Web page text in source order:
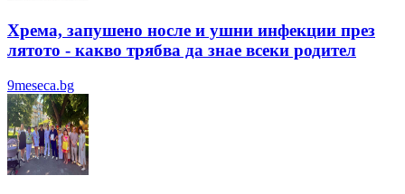
Хрема, запушено носле и ушни инфекции през
лятотo - какво трябва да знае всеки родител
9meseca.bg